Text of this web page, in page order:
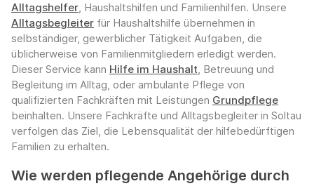
Alltagshelfer, Haushaltshilfen und Familienhilfen. Unsere
Alltagsbegleiter für Haushaltshilfe übernehmen in
selbständiger, gewerblicher Tätigkeit Aufgaben, die
üblicherweise von Familienmitgliedern erledigt werden.
Dieser Service kann Hilfe im Haushalt, Betreuung und
Begleitung im Alltag, oder ambulante Pflege von
qualifizierten Fachkräften mit Leistungen Grundpflege
beinhalten. Unsere Fachkräfte und Alltagsbegleiter in Soltau
verfolgen das Ziel, die Lebensqualität der hilfebedürftigen
Familien zu erhalten.
Wie werden pflegende Angehörige durch